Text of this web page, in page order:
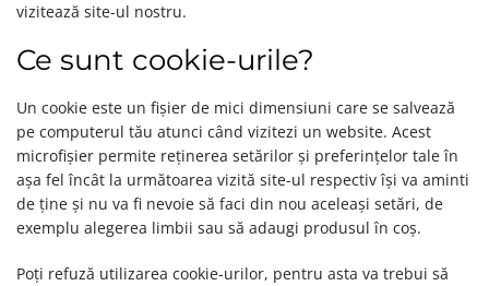
vizitează site-ul nostru.
Ce sunt cookie-urile?
Un cookie este un fișier de mici dimensiuni care se salvează
pe computerul tău atunci când vizitezi un website. Acest
microfișier permite reținerea setărilor și preferințelor tale în
așa fel încât la următoarea vizită site-ul respectiv își va aminti
de ține și nu va fi nevoie să faci din nou aceleași setări, de
exemplu alegerea limbii sau să adaugi produsul în coș.
Poți refuză utilizarea cookie-urilor, pentru asta va trebui să